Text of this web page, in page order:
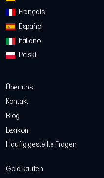
Français
Español
Italiano
Polski
Über uns
Kontakt
Blog
Lexikon
Häufig gestellte Fragen
Gold kaufen